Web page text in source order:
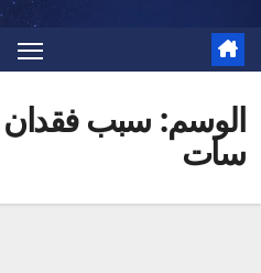
الوسم:سبب فقدان
سات